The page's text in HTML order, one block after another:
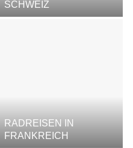
SCHWEIZ
RADREISEN IN
FRANKREICH